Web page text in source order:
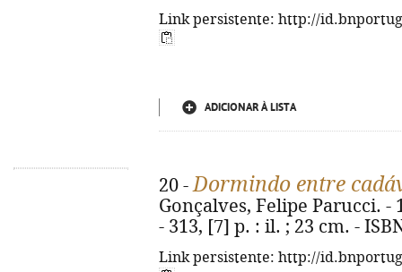
Link persistente: http://
ADICIONAR À LISTA
20 -Dormindo entre
Gonçalves, Felipe Parucci. -
- 313, [7] p. : il. ; 23 cm. -
Link persistente: http://